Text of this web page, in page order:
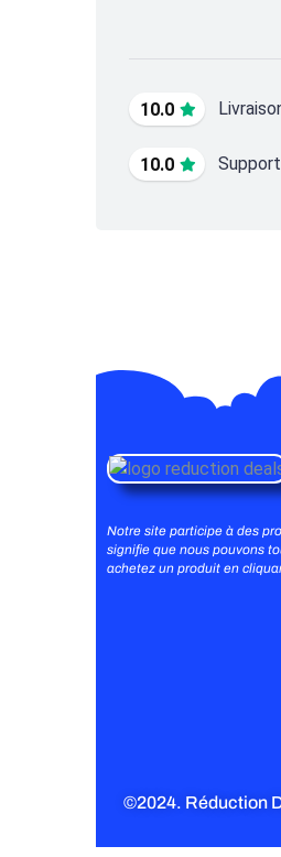
10.0
10.0
Notre site participe à des
signifie que nous pouvons
achetez un produit en
©2024. Réduction